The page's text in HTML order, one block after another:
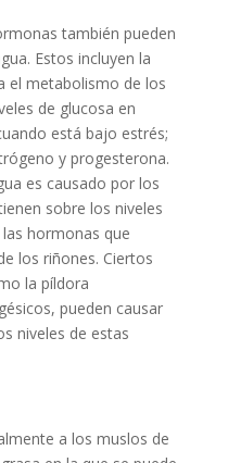
también pueden
Estos incluyen la
el metabolismo de los
de glucosa en
está bajo estrés;
y progesterona.
es causado por los
sobre los niveles
hormonas que
los riñones. Ciertos
la píldora
pueden causar
niveles de estas
a los muslos de